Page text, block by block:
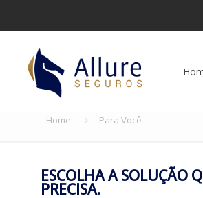
Home Para Você
ESCOLHA A SOLUÇÃO
PRECISA.